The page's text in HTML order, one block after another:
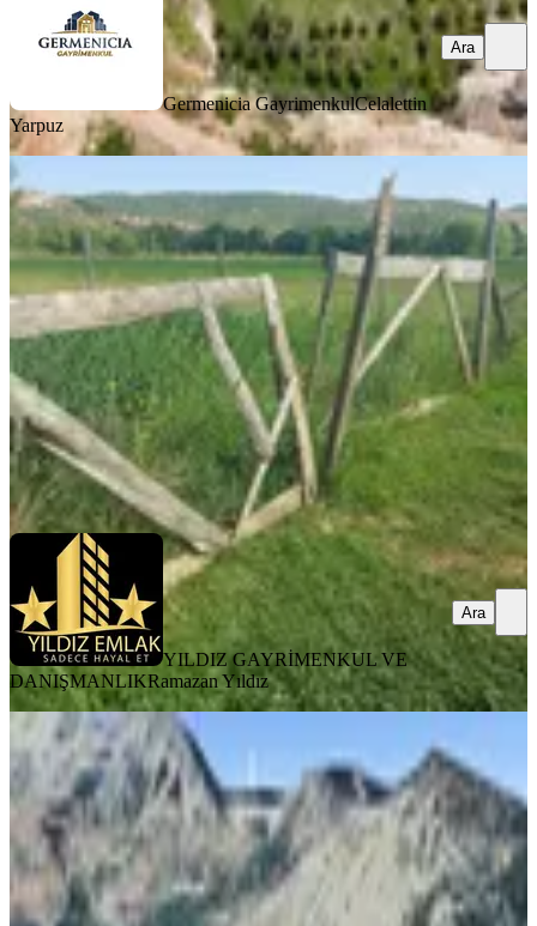
Germenicia GayrimenkulCelalettin
Yarpuz
Ara
Yıldız Emlaktan Altınova Mah.
Satılık Tek Parsel Tarla
Onikişubat, Altınova Mahallesi
3009 m²
·2.325/m² · 24.05.2026
6.995.000 ₺
YILDIZ GAYRİMENKUL VE DANIŞMANLIKRamazan Yıldız
Ara
YILDIZ GAYRİMENKUL VE
DANIŞMANLIKRamazan Yıldız
Ara
Başkonuşta Satılık Şehir Ve Baraj
Manzaralı Villalık Arsa
Onikişubat, Yenicekale Mahallesi
1485 m² ·1.684/m²·22.06.2026
2.500.000 ₺